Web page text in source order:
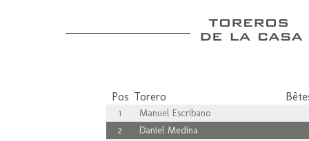
Pos Torero
1 Manuel Escribano
2
Daniel Medina